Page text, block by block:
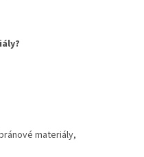
materiály,